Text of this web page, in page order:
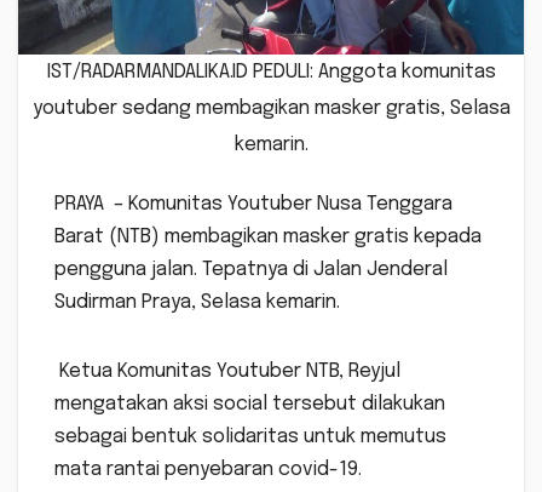
IST/RADARMANDALIKA.ID PEDULI: Anggota komunitas
youtuber sedang membagikan masker gratis, Selasa
kemarin.
PRAYA – Komunitas Youtuber Nusa Tenggara
Barat (NTB) membagikan masker gratis kepada
pengguna jalan. Tepatnya di Jalan Jenderal
Sudirman Praya, Selasa kemarin.
Ketua Komunitas Youtuber NTB, Reyjul
mengatakan aksi social tersebut dilakukan
sebagai bentuk solidaritas untuk memutus
mata rantai penyebaran covid-19.